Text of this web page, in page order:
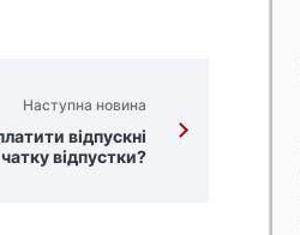
Наступна новина
відпускні
відпустки?